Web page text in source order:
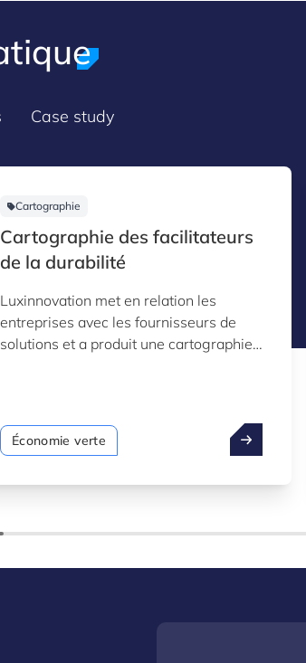
Case study
Cartographie
Cartographie des facilitateurs
de la durabilité
Luxinnovation met en relation les
entreprises avec les fournisseurs de
solutions et a produit une cartographie
La cartographie, basée sur des données
recueillies auprès de sources publiques
Économie verte